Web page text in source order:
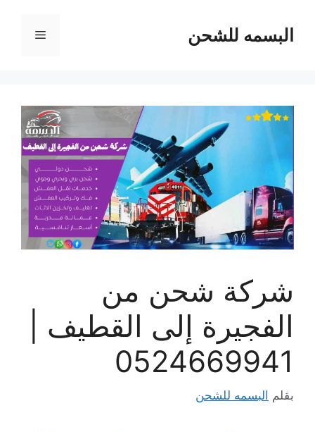
المحتوىالبسمه للشحن القائمة
شركة شحن من
الفجيرة إلى القطيف |
0524669941
بقلم البسمه للشحن